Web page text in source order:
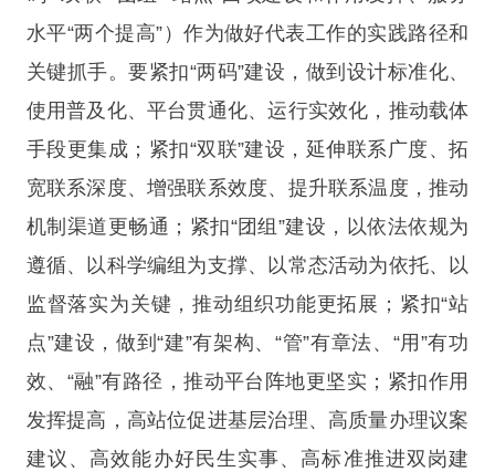
水平“两个提高”）作为做好代表工作的实践路径和
关键抓手。要紧扣“两码”建设，做到设计标准化、
使用普及化、平台贯通化、运行实效化，推动载体
手段更集成；紧扣“双联”建设，延伸联系广度、拓
宽联系深度、增强联系效度、提升联系温度，推动
机制渠道更畅通；紧扣“团组”建设，以依法依规为
遵循、以科学编组为支撑、以常态活动为依托、以
监督落实为关键，推动组织功能更拓展；紧扣“站
点”建设，做到“建”有架构、“管”有章法、“用”有功
效、“融”有路径，推动平台阵地更坚实；紧扣作用
发挥提高，高站位促进基层治理、高质量办理议案
建议、高效能办好民生实事、高标准推进双岗建